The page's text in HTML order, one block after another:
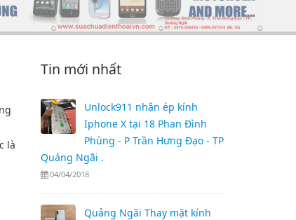
là
Tin mới nhất
Unlock911 nhận ép kính
Iphone X tại 18 Phan Đình
Phùng - P Trần Hưng Đạo - TP
Quảng Ngãi .
04/04/2018
Quảng Ngãi Thay mặt kính